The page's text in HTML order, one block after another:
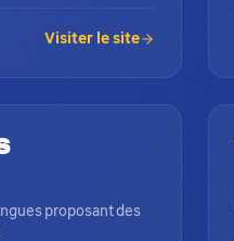
Visiter le site
proposant des